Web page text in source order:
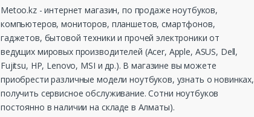
Metoo.kz - интернет магазин, по продаже ноутбуков,
компьютеров, мониторов, планшетов, смартфонов,
гаджетов, бытовой техники и прочей электроники от
ведущих мировых производителей (Acer, Apple, ASUS, Dell,
Fujitsu, HP, Lenovo, MSI и др.). В магазине вы можете
приобрести различные модели ноутбуков, узнать о новинках,
получить сервисное обслуживание. Сотни ноутбуков
постоянно в наличии на складе в Алматы).